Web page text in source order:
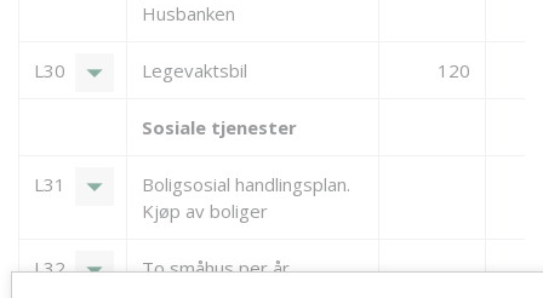
Husbanken
L30 arrow_drop_down Legevaktsbil 120
Sosiale tjenester
L31 arrow_drop_down
Boligsosial handlingsplan.
Kjøp av boliger
L32 arrow_drop_down To småhus per år